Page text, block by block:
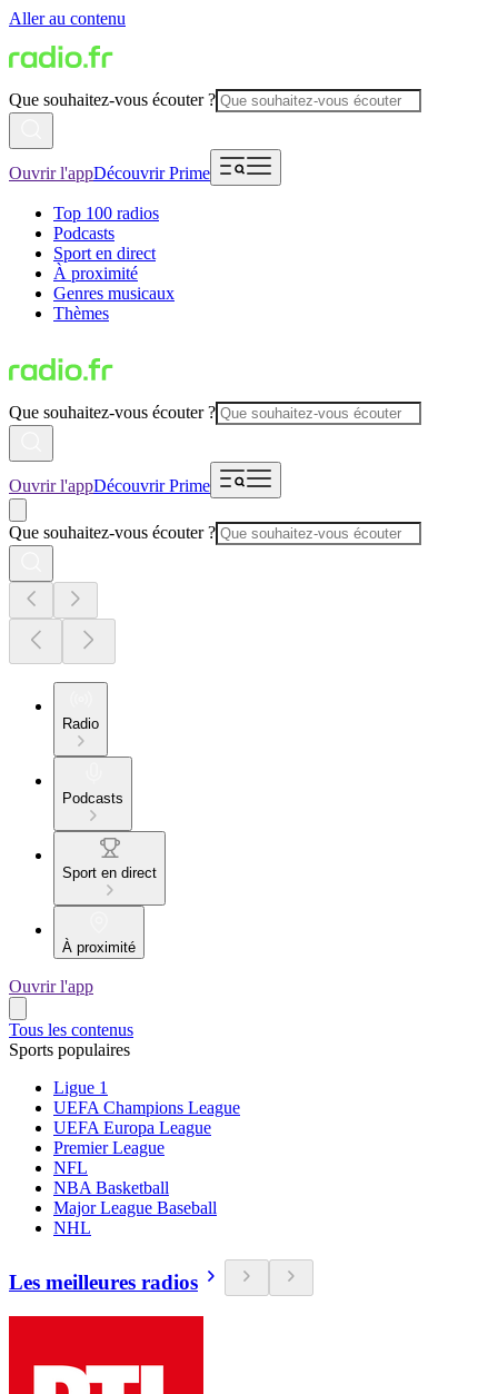
Aller au contenu
Que souhaitez-vous écouter ?
Ouvrir l'appDécouvrir Prime
Top 100 radios
Podcasts
Sport en direct
À proximité
Genres musicaux
Thèmes
Que souhaitez-vous écouter ?
Ouvrir l'appDécouvrir Prime
Que souhaitez-vous écouter ?
Radio
Podcasts
Sport en direct
À proximité
Ouvrir l'app
Tous les contenus
Sports populaires
Ligue 1
UEFA Champions League
UEFA Europa League
Premier League
NFL
NBA Basketball
Major League Baseball
NHL
Les meilleures radios